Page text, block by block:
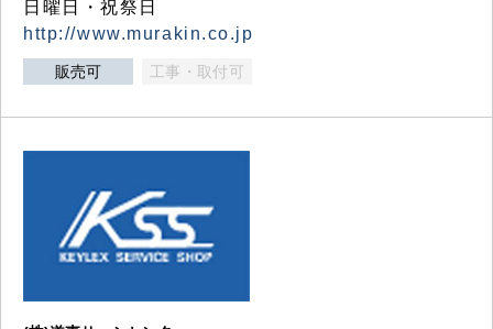
日曜日・祝祭日
http://www.murakin.co.jp
販売可 工事・取付可